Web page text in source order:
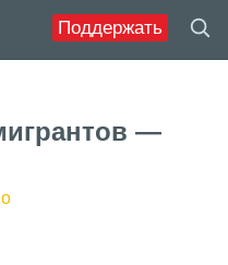
Поддержать
—